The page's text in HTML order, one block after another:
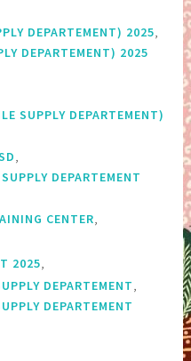
DEPARTEMENT) 2025,
DEPARTEMENT) 2025
SUPPLY DEPARTEMENT)
,
DEPARTEMENT
CENTER,
2025,
DEPARTEMENT,
DEPARTEMENT‎